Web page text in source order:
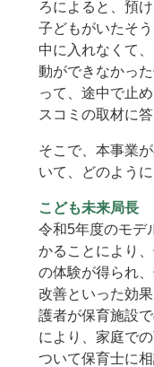
ろによると、預
子どもがいたそ
中に入れなくて
動ができなかっ
って、途中で止
スコミの取材に答
そこで、本事業
いて、どのよう
こども未来局長
令和5年度のモデ
かることにより
の体験が得られ
改善といった効
護者が保育施設
により、家庭で
ついて保育士に